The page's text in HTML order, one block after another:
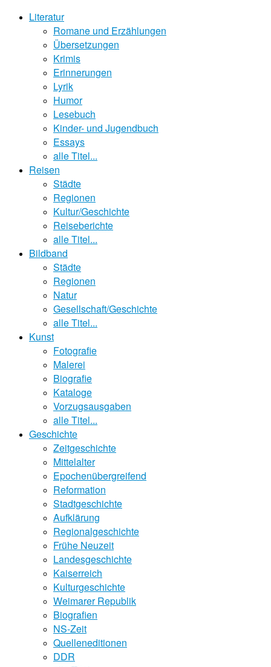
Literatur
Romane und Erzählungen
Übersetzungen
Krimis
Erinnerungen
Lyrik
Humor
Lesebuch
Kinder- und Jugendbuch
Essays
alle Titel...
Reisen
Städte
Regionen
Kultur/Geschichte
Reiseberichte
alle Titel...
Bildband
Städte
Regionen
Natur
Gesellschaft/Geschichte
alle Titel...
Kunst
Fotografie
Malerei
Biografie
Kataloge
Vorzugsausgaben
alle Titel...
Geschichte
Zeitgeschichte
Mittelalter
Epochenübergreifend
Reformation
Stadtgeschichte
Aufklärung
Regionalgeschichte
Frühe Neuzeit
Landesgeschichte
Kaiserreich
Kulturgeschichte
Weimarer Republik
Biografien
NS-Zeit
Quelleneditionen
DDR